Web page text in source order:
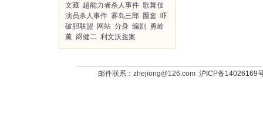
文藏 超能力者杀人事件 歌舞伎
演员杀人事件 雾岛三郎 圈套 吓
破胆联盟
网站 分身 编剧
勇岭
薰 谺健二 利文沃兹案
邮件联系： zhejiong@126.com沪ICP备14026169